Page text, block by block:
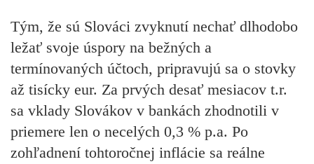
Tým, že sú Slováci zvyknutí nechať dlhodobo
ležať svoje úspory na bežných a
termínovaných účtoch, pripravujú sa o stovky
až tisícky eur. Za prvých desať mesiacov t.r.
sa vklady Slovákov v bankách zhodnotili v
priemere len o necelých 0,3 % p.a. Po
zohľadnení tohtoročnej inflácie sa reálne